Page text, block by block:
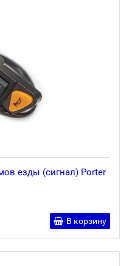
езды (сигнал) Porter
В корзину